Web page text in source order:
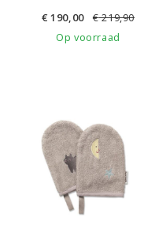
€ 190,00 €219,90
Op voorraad